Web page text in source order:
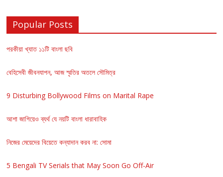
Popular Posts
পরকীয়া খ্যাত ১১টি বাংলা ছবি
বেহিসেবী জীবনযাপন, আজ স্মৃতির অতলে সৌমিত্র
9 Disturbing Bollywood Films on Marital Rape
আশা জাগিয়েও ব্যর্থ যে নয়টি বাংলা ধারাবাহিক
নিজের মেয়েদের বিয়েতে কন্যাদান করব না: সোমা
5 Bengali TV Serials that May Soon Go Off-Air